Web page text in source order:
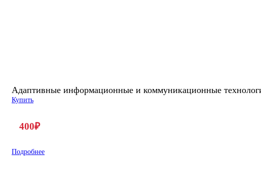
Адаптивные информационные и коммуникационные
Купить
400₽
Подробнее